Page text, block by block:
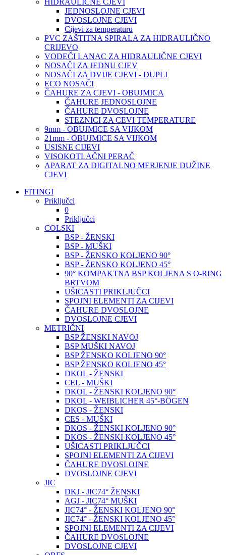
HIDRAULIČNE CJEVI
JEDNOSLOJNE CJEVI
DVOSLOJNE CJEVI
Cijevi za temperaturu
PVC ZAŠTITNA SPIRALA ZA HIDRAULIČNO
CRIJEVO
VODEČI LANAC ZA HIDRAULIČNE CJEVI
NOSAČI ZA JEDNU CJEV
NOSAČI ZA DVIJE CJEVI - DUPLI
ECO NOSAČI
ČAHURE ZA CJEVI - OBUJMICA
ČAHURE JEDNOSLOJNE
ČAHURE DVOSLOJNE
STEZNICI ZA CEVI TEMPERATURE
9mm - OBUJMICE SA VIJKOM
21mm - OBUJMICE SA VIJKOM
USISNE CIJEVI
VISOKOTLAČNI PERAČ
APARAT ZA DIGITALNO MERJENJE DUŽINE
CJEVI
FITINGI
Priključci
0
Priključci
COLSKI
BSP - ŽENSKI
BSP - MUŠKI
BSP - ŽENSKO KOLJENO 90°
BSP - ŽENSKO KOLJENO 45°
90° KOMPAKTNA BSP KOLJENA S O-RING
BRTVOM
UŠICASTI PRIKLJUČCI
SPOJNI ELEMENTI ZA CIJEVI
ČAHURE DVOSLOJNE
DVOSLOJNE CJEVI
METRIČNI
BSP ŽENSKI NAVOJ
BSP MUŠKI NAVOJ
BSP ŽENSKO KOLJENO 90°
BSP ŽENSKO KOLJENO 45°
DKOL - ŽENSKI
CEL - MUŠKI
DKOL - ŽENSKI KOLJENO 90°
DKOL - WEIBLICHER 45°-BÖGEN
DKOS - ŽENSKI
CES - MUŠKI
DKOS - ŽENSKI KOLJENO 90°
DKOS - ŽENSKI KOLJENO 45°
UŠICASTI PRIKLJUČCI
SPOJNI ELEMENTI ZA CIJEVI
ČAHURE DVOSLOJNE
DVOSLOJNE CJEVI
JIC
DKJ - JIC74° ŽENSKI
AGJ - JIC74° MUŠKI
JIC74° - ŽENSKI KOLJENO 90°
JIC74° - ŽENSKI KOLJENO 45°
SPOJNI ELEMENTI ZA CIJEVI
ČAHURE DVOSLOJNE
DVOSLOJNE CJEVI